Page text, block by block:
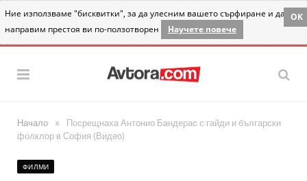
Ние използваме "бисквитки", за да улесним вашето сърфиране и да
направим престоя ви по-ползотворен
Научете повече
OK
Начало »
Посрещнаха Антонио Бандерас с гайди и български
фолклор в София (Видео)
ФИЛМИ